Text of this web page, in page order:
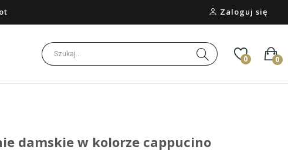
Zaloguj się
0 0
damskie w kolorze cappucino